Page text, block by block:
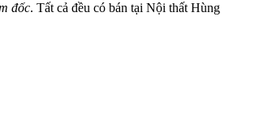
đốc. Tất cả đều có bán tại Nội thất Hùng